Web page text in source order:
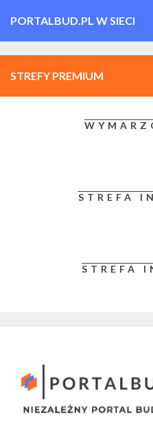
PORTALBUD.PL W SIECI
STREFY PREMIUM
STREFA
STREFA